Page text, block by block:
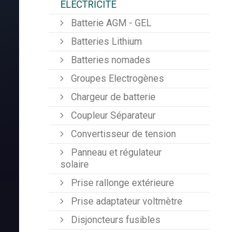
ÉLECTRICITÉ
Batterie AGM - GEL
Batteries Lithium
Batteries nomades
Groupes Electrogènes
Chargeur de batterie
Coupleur Séparateur
Convertisseur de tension
Panneau et régulateur
solaire
Prise rallonge extérieure
Prise adaptateur voltmètre
Disjoncteurs fusibles